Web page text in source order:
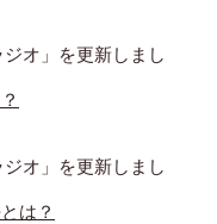
オ」を更新しまし
オ」を更新しまし
は？